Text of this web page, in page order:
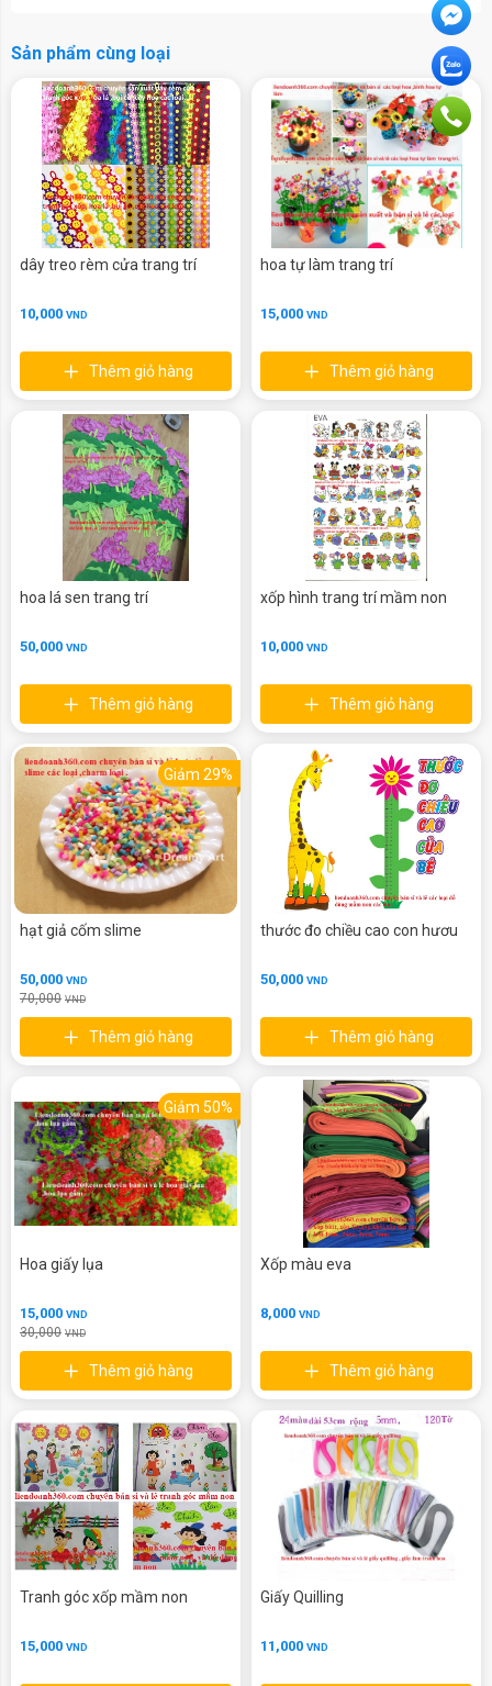
Sản phẩm cùng loại
dây treo rèm cửa trang trí
10,000 VND
Thêm giỏ hàng
hoa tự làm trang trí
15,000 VND
Thêm giỏ hàng
hoa lá sen trang trí
50,000 VND
Thêm giỏ hàng
xốp hình trang trí mầm non
10,000 VND
Thêm giỏ hàng
Giảm 29%
hạt giả cốm slime
50,000 VND
70,000 VND
Thêm giỏ hàng
thước đo chiều cao con hươu
50,000 VND
Thêm giỏ hàng
Giảm 50%
Hoa giấy lụa
15,000 VND
30,000 VND
Thêm giỏ hàng
Xốp màu eva
8,000 VND
Thêm giỏ hàng
Tranh góc xốp mầm non
15,000 VND
Giấy Quilling
11,000 VND